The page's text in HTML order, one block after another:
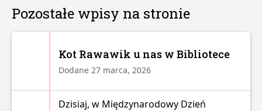
Pozostałe wpisy na stronie
Kot Rawawik u nas w Bibliotece
Dodane 27 marca, 2026
Dzisiaj, w Międzynarodowy Dzień